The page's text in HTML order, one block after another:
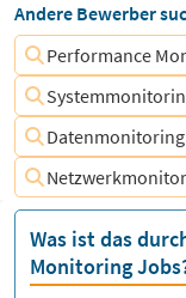
Andere Bewerber
Performance
Datenmonitoring
Was ist das
Monitoring